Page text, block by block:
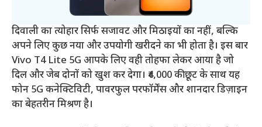
दिवाली का त्योहार सिर्फ सजावट और मिठाइयों का नहीं, बल्कि
अपने लिए कुछ नया और उपयोगी खरीदने का भी होता है। इस बार
Vivo T4 Lite 5G आपके लिए वही तोहफा लेकर आया है जो
दिल और जेब दोनों को खुश कर देगा। ₹4,000 की छूट के साथ यह
फोन 5G कनेक्टिविटी, पावरफुल परफॉर्मेंस और शानदार डिज़ाइन
का बेहतरीन मिश्रण है।